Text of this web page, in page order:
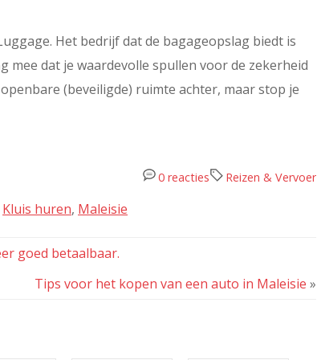
Het bedrijf dat de bagageopslag biedt is
mee dat je waardevolle spullen voor de zekerheid
(beveiligde) ruimte achter, maar stop je
Reizen & Vervoer
0 reacties
Kluis huren, Maleisie
goed betaalbaar.
Tips voor het kopen van een auto in Maleisie »